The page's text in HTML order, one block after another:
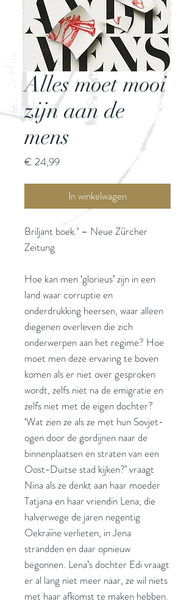
Alles moet mooi
zijn aan de
mens
€ 24,99Prijs
In winkelwagen
Briljant boek.’ – Neue Zürcher
Zeitung
Hoe kan men ‘glorieus’ zijn in een
land waar corruptie en
onderdrukking heersen, waar alleen
diegenen overleven die zich
onderwerpen aan het regime? Hoe
moet men deze ervaring te boven
komen als er niet over gesproken
wordt, zelfs niet na de emigratie en
zelfs niet met de eigen dochter?
‘Wat zien ze als ze met hun Sovjet-
ogen door de gordijnen naar de
binnenplaatsen en straten van een
Oost-Duitse stad kijken?’ vraagt
Nina als ze denkt aan haar moeder
Tatjana en haar vriendin Lena, die
halverwege de jaren negentig
Oekraïne verlieten, in Jena
strandden en daar opnieuw
begonnen. Lena’s dochter Edi vraagt
er al lang niet meer naar, ze wil niets
met haar afkomst te maken hebben.